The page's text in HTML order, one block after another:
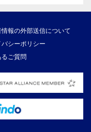
報の外部送信について
バシーポリシー
るご質問